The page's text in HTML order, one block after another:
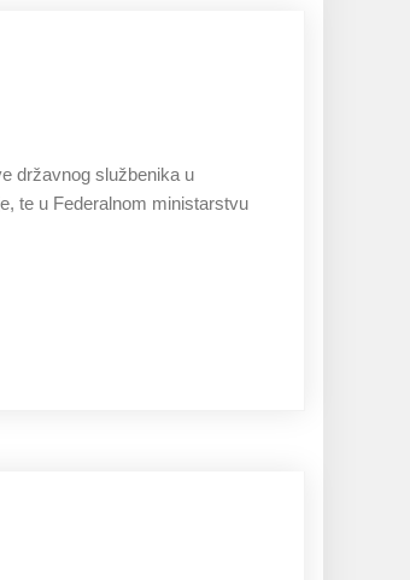
državnog službenika u
te u Federalnom ministarstvu